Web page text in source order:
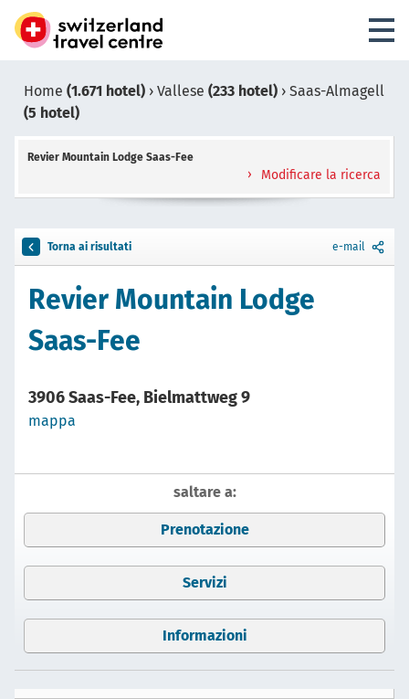
Home (1.671 hotel) › Vallese (233 hotel) › Saas-Almagell
(5 hotel)
Revier Mountain Lodge Saas-Fee
Modificare la ricerca
Torna ai risultati e-mail
Revier Mountain Lodge
Saas-Fee
3906 Saas-Fee, Bielmattweg 9
mappa
saltare a:
Prenotazione
Servizi
Informazioni